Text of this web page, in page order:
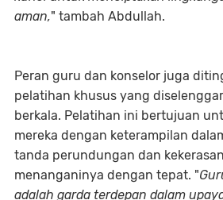
aman," tambah Abdullah.
Peran guru dan konselor juga
pelatihan khusus yang
berkala. Pelatihan ini bertujuan
mereka dengan keterampilan
tanda perundungan dan
menanganinya dengan tepat. "
adalah garda terdepan dalam